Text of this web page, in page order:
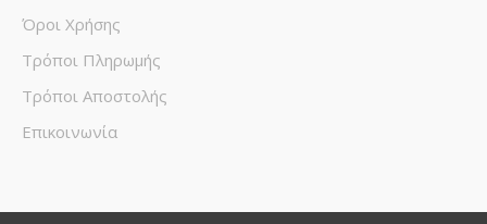
Όροι Χρήσης
Τρόποι Πληρωμής
Τρόποι Αποστολής
Επικοινωνία